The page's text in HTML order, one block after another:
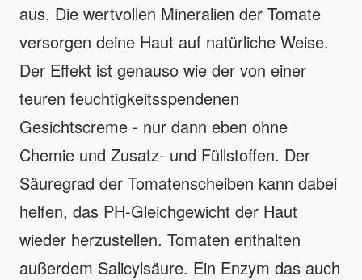
aus. Die wertvollen Mineralien der Tomate
versorgen deine Haut auf natürliche Weise.
Der Effekt ist genauso wie der von einer
teuren feuchtigkeitsspendenen
Gesichtscreme - nur dann eben ohne
Chemie und Zusatz- und Füllstoffen. Der
Säuregrad der Tomatenscheiben kann dabei
helfen, das PH-Gleichgewicht der Haut
wieder herzustellen. Tomaten enthalten
außerdem Salicylsäure. Ein Enzym das auch